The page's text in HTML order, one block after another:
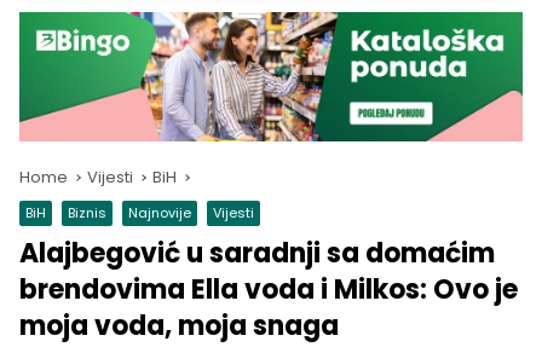
Home Vijesti BiH
BiH Biznis Najnovije Vijesti
Alajbegović u saradnji sa domaćim
brendovima Ella voda i Milkos: Ovo je
moja voda, moja snaga